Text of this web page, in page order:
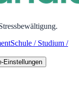
Schule / Studium /
Einstellungen